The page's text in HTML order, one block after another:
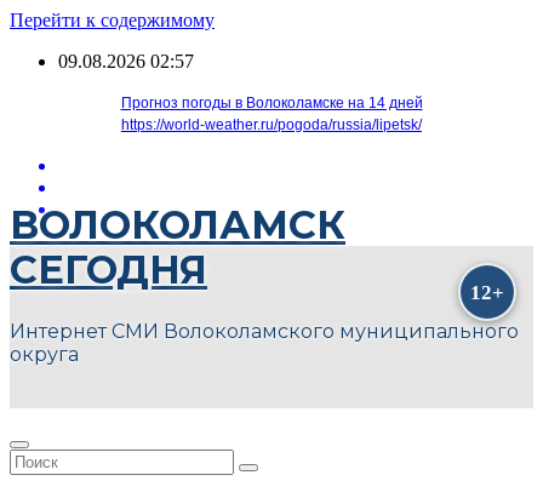
Перейти к содержимому
09.08.2026 02:57
Прогноз погоды в Волоколамске на 14 дней
https://world-weather.ru/pogoda/russia/lipetsk/
ВОЛОКОЛАМСК
СЕГОДНЯ
Интернет СМИ Волоколамского муниципального
округа